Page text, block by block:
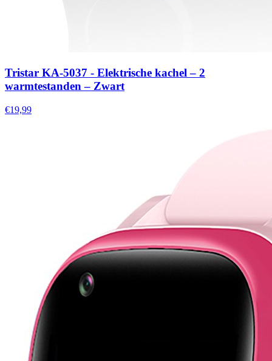
Tristar KA-5037 - Elektrische kachel – 2
warmtestanden – Zwart
€19,99